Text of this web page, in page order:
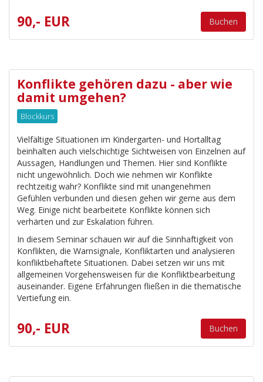
90,- EUR Buchen
Konflikte gehören dazu - aber wie
damit umgehen?
Blockkurs
Vielfältige Situationen im Kindergarten- und Hortalltag
beinhalten auch vielschichtige Sichtweisen von Einzelnen auf
Aussagen, Handlungen und Themen. Hier sind Konflikte
nicht ungewöhnlich. Doch wie nehmen wir Konflikte
rechtzeitig wahr? Konflikte sind mit unangenehmen
Gefühlen verbunden und diesen gehen wir gerne aus dem
Weg. Einige nicht bearbeitete Konflikte können sich
verhärten und zur Eskalation führen.
In diesem Seminar schauen wir auf die Sinnhaftigkeit von
Konflikten, die Warnsignale, Konfliktarten und analysieren
konfliktbehaftete Situationen. Dabei setzen wir uns mit
allgemeinen Vorgehensweisen für die Konfliktbearbeitung
auseinander. Eigene Erfahrungen fließen in die thematische
Vertiefung ein.
90,- EUR Buchen